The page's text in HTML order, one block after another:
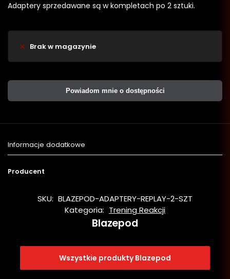
Adaptery sprzedawane są w kompletach po 2 sztuki.
Brak w magazynie
Powiadom mnie o dostępności
Informacje dodatkowe
Producent
SKU: BLAZEPOD-ADAPTERY-REPLAY-2-SZT
Kategoria: Trening Reakcji
Blazepod
Wszystkie produkty Blazepod